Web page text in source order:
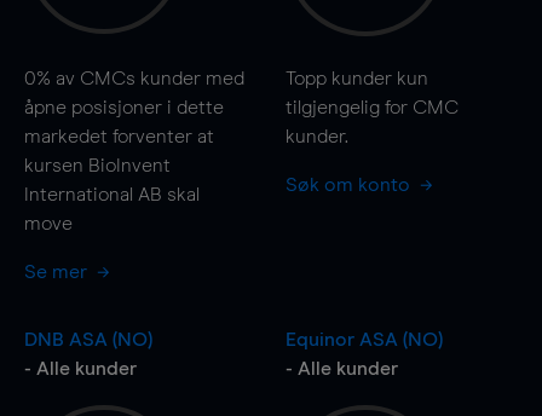
0% av CMCs kunder med
åpne posisjoner i dette
markedet forventer at
kursen BioInvent
International AB skal
move
Se mer
Topp kunder kun
tilgjengelig for CMC
kunder.
Søk om konto
DNB ASA (NO)
- Alle kunder
Equinor ASA (NO)
- Alle kunder